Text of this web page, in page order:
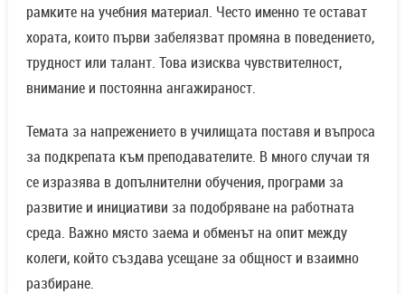
рамките на учебния материал. Често именно те остават
хората, които първи забелязват промяна в поведението,
трудност или талант. Това изисква чувствителност,
внимание и постоянна ангажираност.
Темата за напрежението в училищата поставя и въпроса
за подкрепата към преподавателите. В много случаи тя
се изразява в допълнителни обучения, програми за
развитие и инициативи за подобряване на работната
среда. Важно място заема и обменът на опит между
колеги, който създава усещане за общност и взаимно
разбиране.